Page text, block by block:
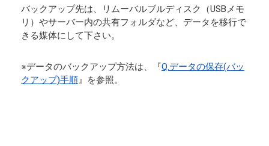
バックアップ先は、リムーバルブルディスク（USBメモ
リ）やサーバー内の共有フォルダなど、データを移行で
きる媒体にして下さい。
※データのバックアップ方法は、『Q.データの保存(バッ
クアップ)手順』を参照。